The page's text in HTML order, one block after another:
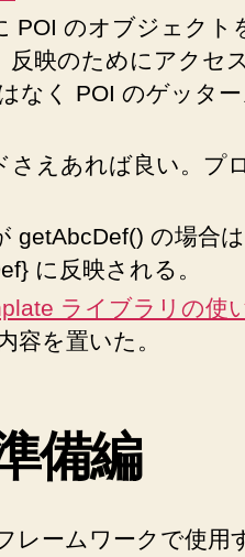
れ
る
は
ッ
メ
ソ
ド
へ
POI のオブジェクト
反映のためにアクセ
なく POI のゲッター
さえあれば良い。プ
getAbcDef() の場合
に反映される。
ライブラリの使い
容を置いた。
備編
レームワークで使用